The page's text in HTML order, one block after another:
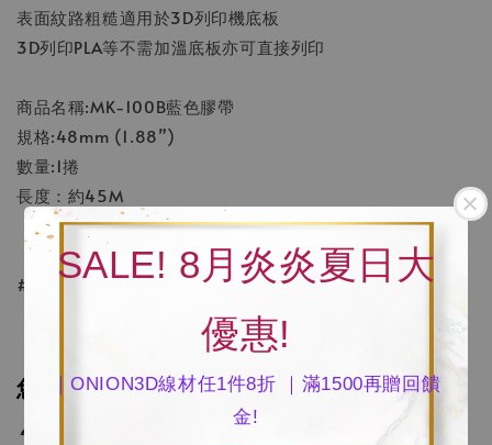
SALE! 8月炎炎夏日大
優惠!
｜ONION3D線材任1件8折 ｜滿1500再贈回饋
金!
表面紋路粗糙適用於3D列印機底板
3D列印PLA等不需加溫底板亦可直接列印
商品名稱:MK-100B藍色膠帶
規格:48mm (1.88”)
數量:1捲
長度：約45M
#藍色膠帶 #3D列印膠帶 #美紋膠帶 #遮蔽膠帶 #紙膠帶
您可能也喜歡